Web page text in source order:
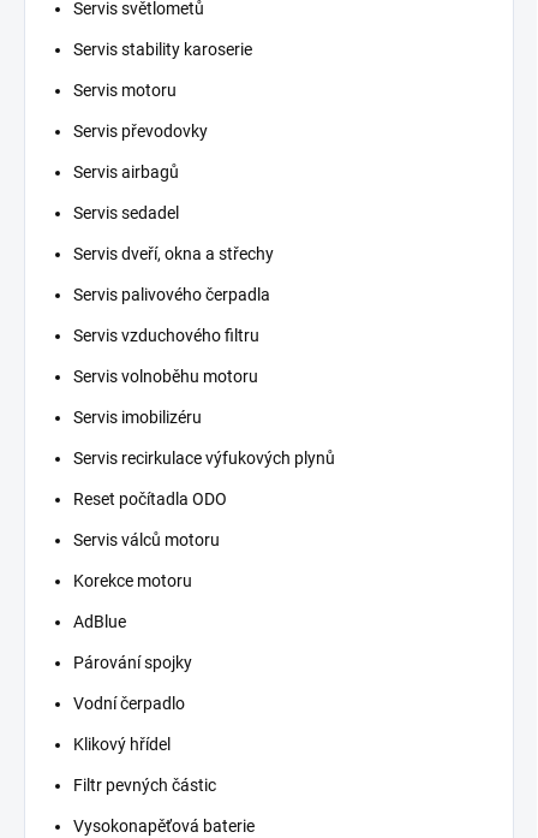
Servis světlometů
Servis stability karoserie
Servis motoru
Servis převodovky
Servis airbagů
Servis sedadel
Servis dveří, okna a střechy
Servis palivového čerpadla
Servis vzduchového filtru
Servis volnoběhu motoru
Servis imobilizéru
Servis recirkulace výfukových plynů
Reset počítadla ODO
Servis válců motoru
Korekce motoru
AdBlue
Párování spojky
Vodní čerpadlo
Klikový hřídel
Filtr pevných částic
Vysokonapěťová baterie